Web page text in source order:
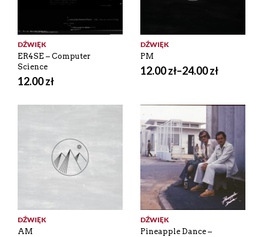
DŹWIĘK
ER4SE – Computer
Science
12.00zł
DŹWIĘK
PM
12.00zł–24.00zł
DŹWIĘK
AM
DŹWIĘK
Pineapple Dance –